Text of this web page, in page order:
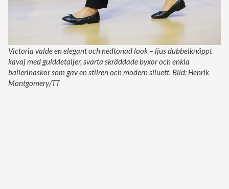
Victoria valde en elegant och nedtonad look – ljus dubbelknäppt
kavaj med gulddetaljer, svarta skräddade byxor och enkla
ballerinaskor som gav en stilren och modern siluett. Bild: Henrik
Montgomery/TT